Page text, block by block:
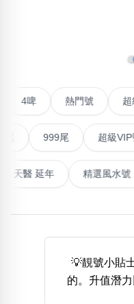
不包含數字
無0 無2無3無4無5 無7
熱門分類
999尾
多8字
全大數字
5萬以上
聯號 4啤
超級VIP號
高能量生氣 天醫 延年
💡靚號小貼
的。升值潛